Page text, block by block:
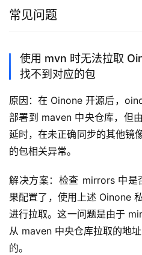
<releases>
<enabled >
</releases
<enabled
< /snapshots>
</
</
</profile>
<id
<id>aliyun</id
<
url
://
<releases>
<enabled> true
</releases
<snapshots>
常见问题
使用 mvn 时无法拉取
找不到对应的包
原因：在 Oinone 开源后，
部署到 maven 中央仓库，但
延时，在未正确同步的其他镜
的包相关异常。
解决方案：检查 mirrors 中是
果配置了，使用上述 Oinone
进行拉取。这一问题是由于
从 maven 中央仓库拉取的地
的。